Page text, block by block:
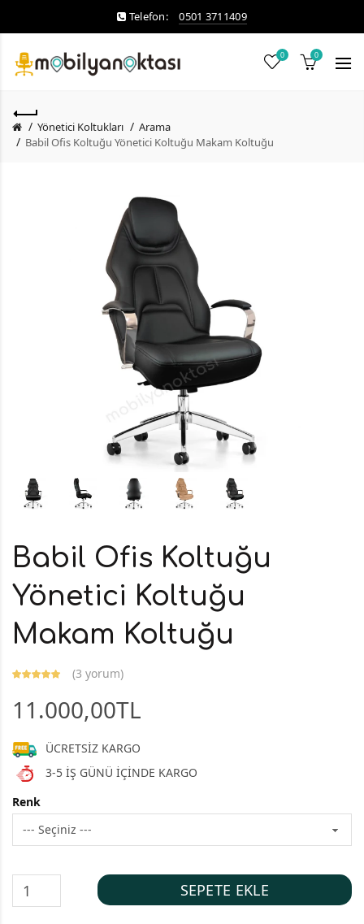
Telefon: 0501 3711409
0 0
Yönetici Koltukları
Arama
Babil Ofis Koltuğu Yönetici Koltuğu Makam Koltuğu
Babil Ofis Koltuğu
Yönetici Koltuğu
Makam Koltuğu
(3 yorum)
11.000,00TL
ÜCRETSİZ KARGO
3-5 İŞ GÜNÜ İÇİNDE KARGO
Renk
SEPETE EKLE